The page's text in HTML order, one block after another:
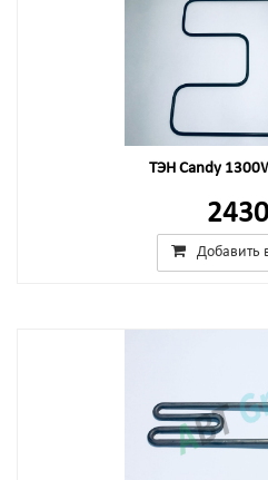
ТЭН Candy
Добавить